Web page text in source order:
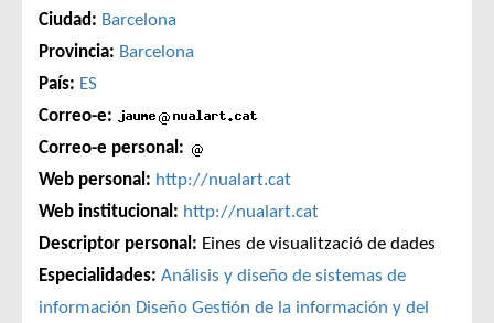
Ciudad: Barcelona
Provincia: Barcelona
País: ES
Correo-e:
Correo-e personal:
Web personal: http://nualart.cat
Web institucional: http://nualart.cat
Descriptor personal: Eines de visualització de dades
Especialidades: Análisis y diseño de sistemas de
información Diseño Gestión de la información y del